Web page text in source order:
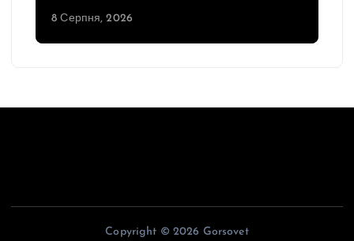
8 Серпня, 2026
Copyright © 2026 Gorsovet